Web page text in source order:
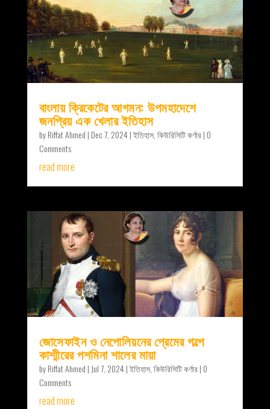
বাংলায় ক্রিকেটের আগমন: উপমহাদেশে
জনপ্রিয় এক খেলার ইতিহাস
byRiffat Ahmed | Dec 7, 2024|ইতিহাস, কিউরিসিটি কর্ণার| 0
Comments
read more
জোসেফাইন ও নেপোলিয়নের প্রেমের গল্পে
কাশ্মীরের পশমিনা শালের মায়া
byRiffat Ahmed | Jul 7, 2024|ইতিহাস, কিউরিসিটি কর্ণার| 0
Comments
read more